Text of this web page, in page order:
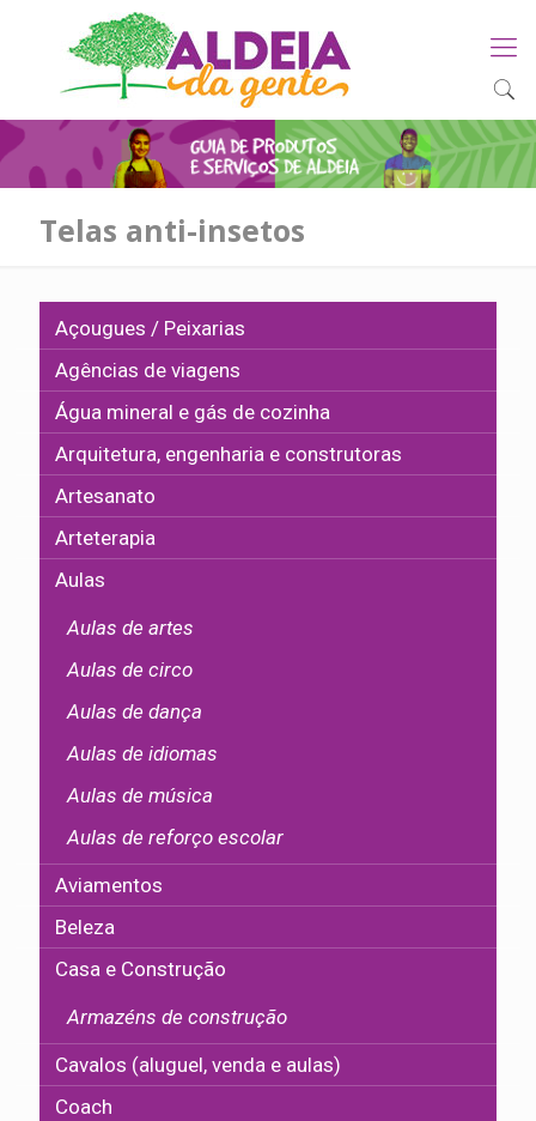
Telas anti-insetos
Açougues / Peixarias
Agências de viagens
Água mineral e gás de cozinha
Arquitetura, engenharia e construtoras
Artesanato
Arteterapia
Aulas
Aulas de artes
Aulas de circo
Aulas de dança
Aulas de idiomas
Aulas de música
Aulas de reforço escolar
Aviamentos
Beleza
Casa e Construção
Armazéns de construção
Cavalos (aluguel, venda e aulas)
Coach